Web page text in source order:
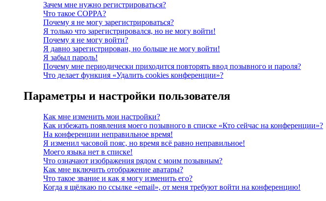
Зачем мне нужно регистрироваться?
Что такое COPPA?
Почему я не могу зарегистрироваться?
Я только что зарегистрировался, но не могу войти!
Почему я не могу войти?
Я давно зарегистрирован, но больше не могу войти!
Я забыл пароль!
Почему мне периодически приходится повторять ввод позывного и пароля?
Что делает функция «Удалить cookies конференции»?
Параметры и настройки пользователя
Как мне изменить мои настройки?
Как избежать появления моего позывного в списке «Кто сейчас на конференции»?
На конференции неправильное время!
Я изменил часовой пояс, но время всё равно неправильное!
Моего языка нет в списке!
Что означают изображения рядом с моим позывным?
Как мне включить отображение аватары?
Что такое звание и как я могу изменить его?
Когда я щёлкаю по ссылке «email», от меня требуют войти на конференцию!